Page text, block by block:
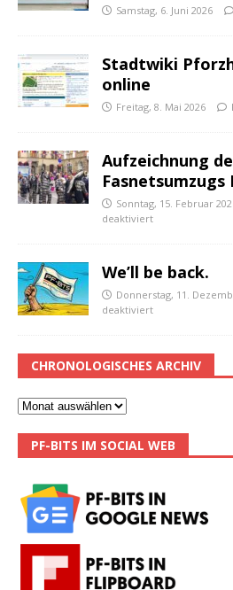
Samstag, 6. Juni 2026
Stadtwiki
online
Freitag, 8. Mai 2026
Aufzeichnung
Sonntag, 15. Februar
deaktiviert
We’ll be back.
Donnerstag, 11.
deaktiviert
CHRONOLOGISCHES ARCHIV
PF-BITS IM SOCIAL WEB